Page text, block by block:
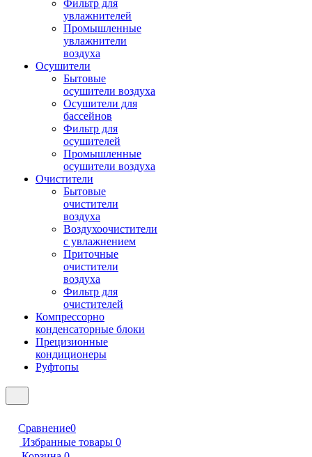
Фильтр для
увлажнителей
Промышленные
увлажнители
воздуха
Осушители
Бытовые
осушители воздуха
Осушители для
бассейнов
Фильтр для
осушителей
Промышленные
осушители воздуха
Очистители
Бытовые
очистители
воздуха
Воздухоочистители
с увлажнением
Приточные
очистители
воздуха
Фильтр для
очистителей
Компрессорно
конденсаторные блоки
Прецизионные
кондиционеры
Руфтопы
Сравнение0
Избранные товары 0